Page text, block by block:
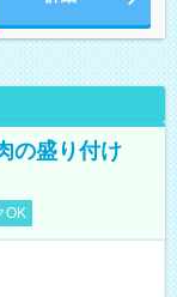
の盛り付け
OK